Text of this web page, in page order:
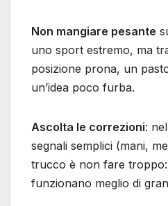
Non mangiare pesante
uno sport estremo, ma
posizione prona, un
un’idea poco furba.
Ascolta le correzioni:
segnali semplici (mani,
trucco è non fare
funzionano meglio di